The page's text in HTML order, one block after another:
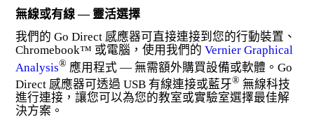
無線或有線 — 靈活選擇
我們的 Go Direct 感應器可直接連接到您的行動裝置、
Chromebook™ 或電腦，使用我們的Vernier Graphical
Analysis® 應用程式 — 無需額外購買設備或軟體。Go
Direct 感應器可透過 USB 有線連接或藍牙® 無線科技
進行連接，讓您可以為您的教室或實驗室選擇最佳解
決方案。